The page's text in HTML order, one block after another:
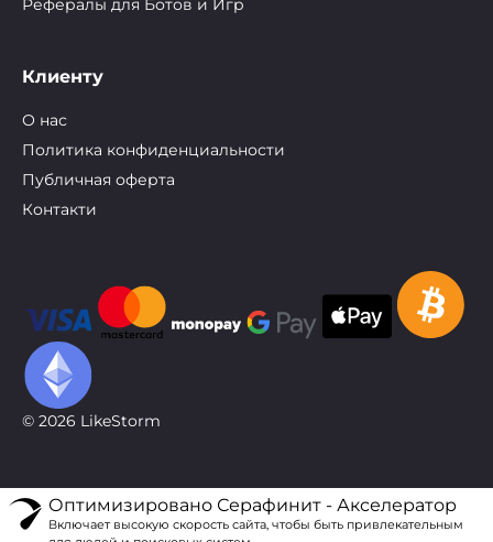
Рефералы для Ботов и Игр
Клиенту
О нас
Политика конфиденциальности
Публичная оферта
Контакти
© 2026 LikeStorm
Оптимизировано Серафинит - Акселератор
Включает высокую скорость сайта, чтобы быть привлекательным